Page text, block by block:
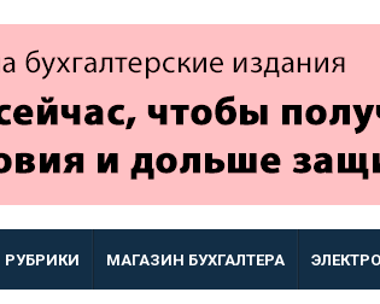
РУБРИКИ МАГАЗИН БУХГАЛТЕРА